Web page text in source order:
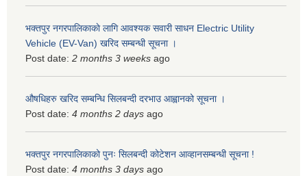
भक्तपुर नगरपालिकाकाे लागि आवश्यक सवारी साधन Electric Utility
Vehicle (EV-Van) खरिद सम्बन्धी सूचना ।
Post date: 2 months 3 weeks ago
औषधिहरु खरिद सम्बन्धि सिलबन्दी दरभाउ आह्वानको सूचना ।
Post date: 4 months 2 days ago
भक्तपुर नगरपालिकाको पुनः सिलबन्दी कोटेशन आव्हानसम्बन्धी सूचना !
Post date: 4 months 3 days ago